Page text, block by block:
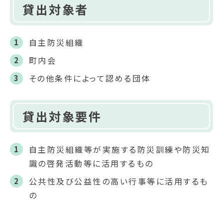
貸出対象者
自主防災組織
町内会
その他条件によって認める団体
貸出対象要件
自主防災組織等が実施する防災訓練や防災知
識の啓発活動等に活用するもの
公共性及び公益性の高い行事等に活用するも
の